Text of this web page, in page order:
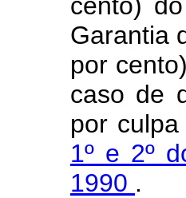
Garantia
por
caso de
por
1º e 2º
1990 .